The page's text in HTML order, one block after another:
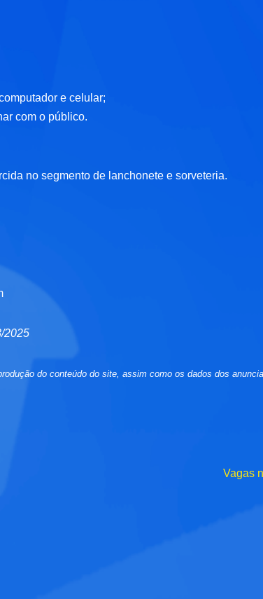
e celular;
com o público.
no segmento de lanchonete e sorveteria.
2025
do conteúdo do site, assim como os dados dos
Vagas